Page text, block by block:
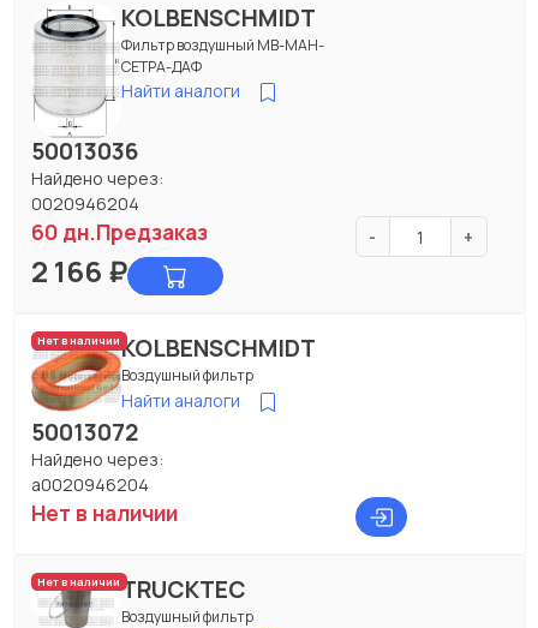
KOLBENSCHMIDT
Фильтр воздушный МВ-МАН-
СЕТРА-ДАФ
Найти аналоги
50013036
Найдено через:
0020946204
60 дн.Предзаказ - +
2 166 ₽
Нет в наличииKOLBENSCHMIDT
Воздушный фильтр
Найти аналоги
50013072
Найдено через:
a0020946204
Нет в наличии
Нет в наличииTRUCKTEC
Воздушный фильтр